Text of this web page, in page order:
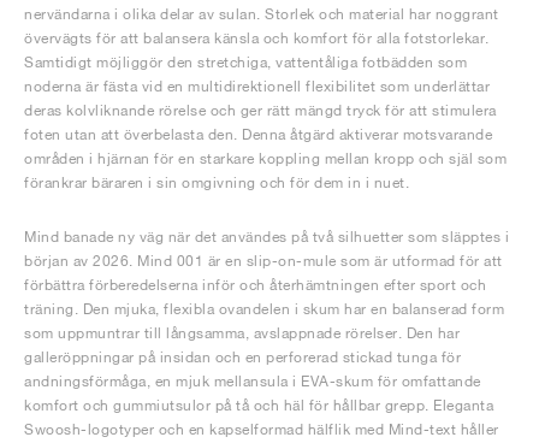
nervändarna i olika delar av sulan. Storlek och material har noggrant
övervägts för att balansera känsla och komfort för alla fotstorlekar.
Samtidigt möjliggör den stretchiga, vattentåliga fotbädden som
noderna är fästa vid en multidirektionell flexibilitet som underlättar
deras kolvliknande rörelse och ger rätt mängd tryck för att stimulera
foten utan att överbelasta den. Denna åtgärd aktiverar motsvarande
områden i hjärnan för en starkare koppling mellan kropp och själ som
förankrar bäraren i sin omgivning och för dem in i nuet.
Mind banade ny väg när det användes på två silhuetter som släpptes i
början av 2026. Mind 001 är en slip-on-mule som är utformad för att
förbättra förberedelserna inför och återhämtningen efter sport och
träning. Den mjuka, flexibla ovandelen i skum har en balanserad form
som uppmuntrar till långsamma, avslappnade rörelser. Den har
galleröppningar på insidan och en perforerad stickad tunga för
andningsförmåga, en mjuk mellansula i EVA-skum för omfattande
komfort och gummiutsulor på tå och häl för hållbar grepp. Eleganta
Swoosh-logotyper och en kapselformad hälflik med Mind-text håller